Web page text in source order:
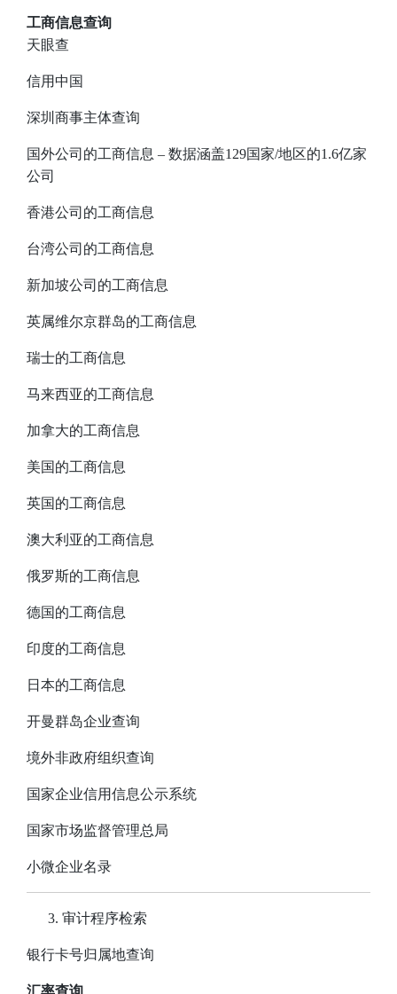
工商信息查询
天眼查
信用中国
深圳商事主体查询
国外公司的工商信息 – 数据涵盖129国家/地区的1.6亿家
公司
香港公司的工商信息
台湾公司的工商信息
新加坡公司的工商信息
英属维尔京群岛的工商信息
瑞士的工商信息
马来西亚的工商信息
加拿大的工商信息
美国的工商信息
英国的工商信息
澳大利亚的工商信息
俄罗斯的工商信息
德国的工商信息
印度的工商信息
日本的工商信息
开曼群岛企业查询
境外非政府组织查询
国家企业信用信息公示系统
国家市场监督管理总局
小微企业名录
审计程序检索
银行卡号归属地查询
汇率查询